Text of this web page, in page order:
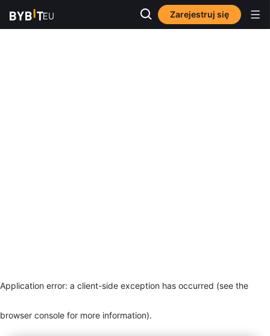
Zarejestruj się
Application error: a client-side exception has occurred (see the
browser console for more information).